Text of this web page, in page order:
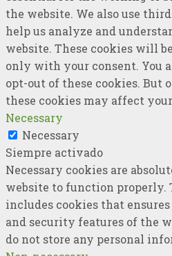
the website. We also use
help us analyze and
website. These cookies will
only with your consent. You
opt-out of these cookies. But
these cookies may affect
Necessary
Necessary
Siempre activado
Necessary cookies are
website to function properly.
includes cookies that
and security features of the
do not store any personal